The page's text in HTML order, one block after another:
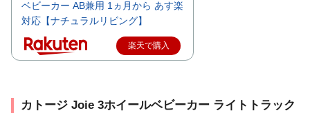
ベビーカー AB兼用 1ヵ月から あす楽
対応【ナチュラルリビング】
楽天で購入
カトージ Joie 3ホイールベビーカー ライトトラック